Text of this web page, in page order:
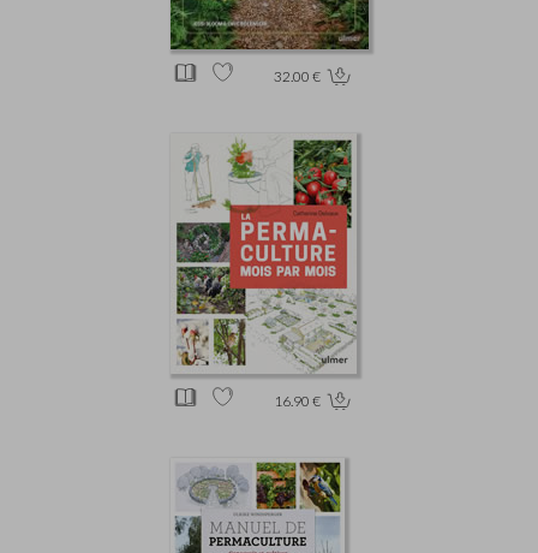
32.00 €
16.90 €